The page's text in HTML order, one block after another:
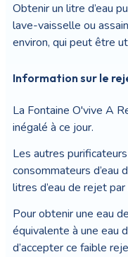
Obtenir un litre d’eau
lave-vaisselle ou
environ, qui peut être
Information sur le
La Fontaine O'vive A
inégalé à ce jour.
Les autres
consommateurs
litres d’eau de rejet
Pour obtenir une eau
équivalente à une eau
d’accepter ce faible